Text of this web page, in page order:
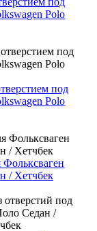
Polo
под
Polo
Фольксваген
/ Хетчбек